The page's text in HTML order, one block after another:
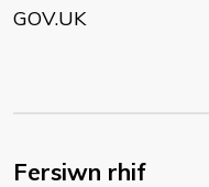
GOV.UK
Fersiwn rhif